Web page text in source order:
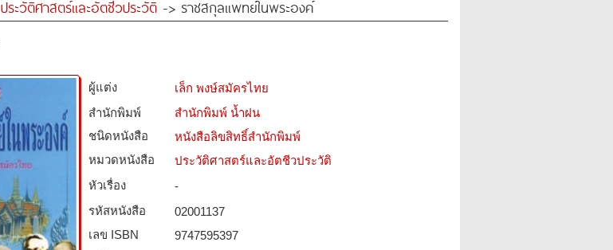
ประวัติศาสตร์และอัตชีวประวัติ -> ราชสกุลแพทย์ในพระองค์
ผู้แต่ง
เล็ก พงษ์สมัครไทย
สำนักพิมพ์
สำนักพิมพ์ น้ำฝน
ชนิดหนังสือ­
หนังสือลิขสิทธิ์สำนักพิมพ์
หมวดหนังสือ­
ประวัติศาสตร์และอัตชีวประวัติ
หัวเรื่อง
-
รหัสหนังสือ­
02001137
เลข ISBN
9747595397